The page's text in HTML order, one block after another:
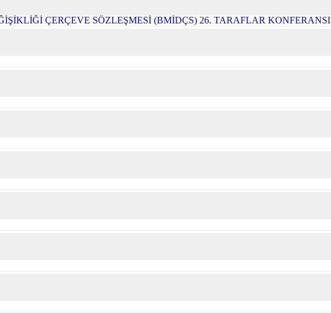
ÇERÇEVE SÖZLEŞMESİ (BMİDÇS) 26. TARAFLAR KONFERANSI